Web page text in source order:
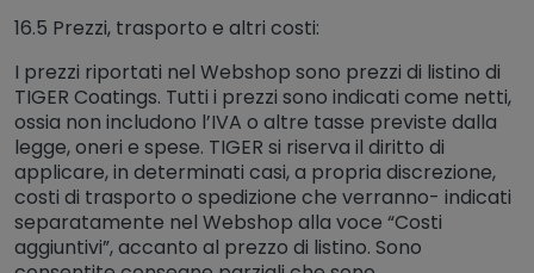
16.5 Prezzi, trasporto e altri costi:
I prezzi riportati nel Webshop sono prezzi di listino di
TIGER Coatings. Tutti i prezzi sono indicati come netti,
ossia non includono l’IVA o altre tasse previste dalla
legge, oneri e spese. TIGER si riserva il diritto di
applicare, in determinati casi, a propria discrezione,
costi di trasporto o spedizione che verranno- indicati
separatamente nel Webshop alla voce “Costi
aggiuntivi”, accanto al prezzo di listino. Sono